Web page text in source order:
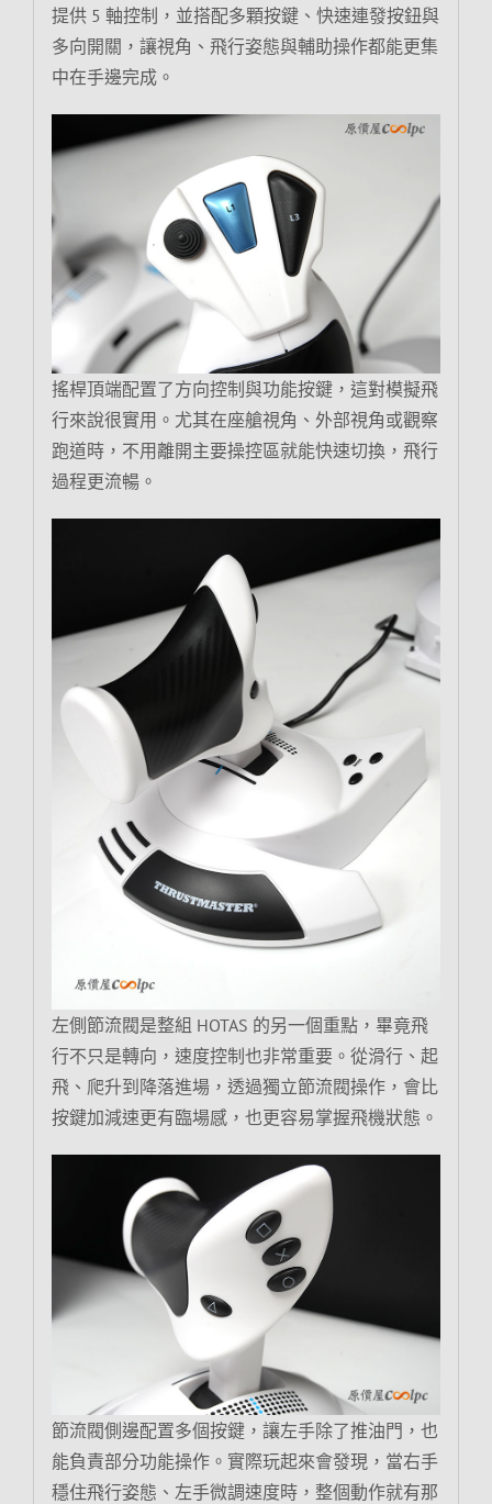
提供 5 軸控制，並搭配多顆按鍵、快速連發按鈕與
多向開關，讓視角、飛行姿態與輔助操作都能更集
中在手邊完成。
搖桿頂端配置了方向控制與功能按鍵，這對模擬飛
行來說很實用。尤其在座艙視角、外部視角或觀察
跑道時，不用離開主要操控區就能快速切換，飛行
過程更流暢。
左側節流閥是整組 HOTAS 的另一個重點，畢竟飛
行不只是轉向，速度控制也非常重要。從滑行、起
飛、爬升到降落進場，透過獨立節流閥操作，會比
按鍵加減速更有臨場感，也更容易掌握飛機狀態。
節流閥側邊配置多個按鍵，讓左手除了推油門，也
能負責部分功能操作。實際玩起來會發現，當右手
穩住飛行姿態、左手微調速度時，整個動作就有那